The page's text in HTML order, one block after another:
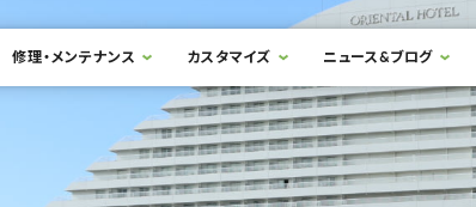
修理・メンテナンス カスタマイズ ニュース&ブログ